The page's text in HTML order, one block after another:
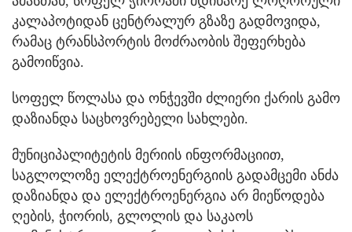
კალაპოტიდან ცენტრალურ გზაზე გადმოვიდა,
რამაც ტრანსპორტის მოძრაობის შეფერხება
გამოიწვია.
სოფელ წოლასა და ონჭევში ძლიერი ქარის გამო
დაზიანდა საცხოვრებელი სახლები.
მუნიციპალიტეტის მერიის ინფორმაციით,
საგლოლოზე ელექტროენერგიის გადამცემი ანძა
დაზიანდა და ელექტროენერგია არ მიეწოდება
ღების, ჭიორის, გლოლის და საკაოს